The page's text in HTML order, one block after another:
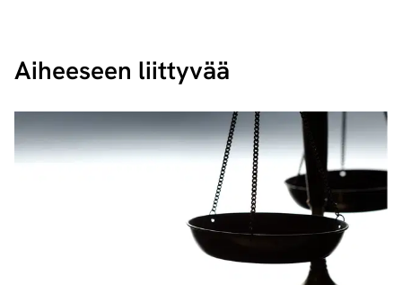
Aiheeseen liittyvää